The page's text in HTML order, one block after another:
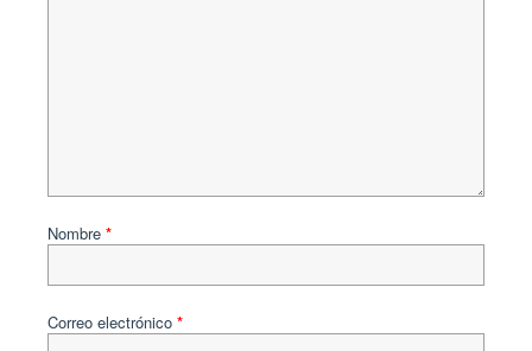
Nombre *
Correo electrónico *